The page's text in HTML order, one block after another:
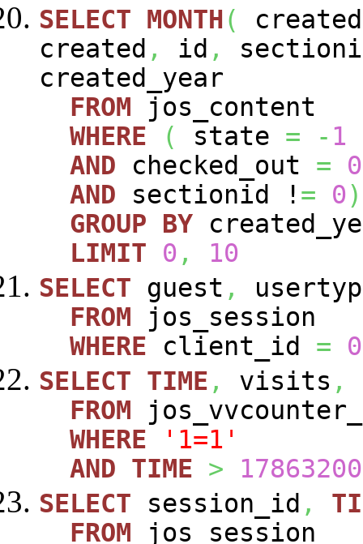
SELECT MONTH(
created , id ,
created_year
FROM jos_content
WHERE
( state = - 1
AND checked_out =
0
AND sectionid ! = 0)
GROUP
BY
LIMIT
0 ,
10
SELECT guest ,
FROM jos_session
WHERE client_id =
0
SELECT TIME , visits ,
FROM
WHERE
'1=1'
AND TIME >
SELECT session_id ,
FROM jos_session